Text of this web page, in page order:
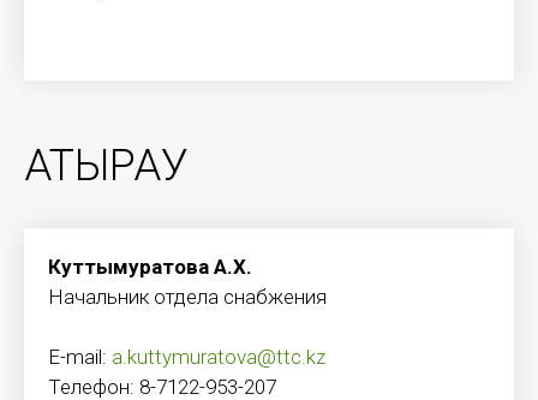
АТЫРАУ
Куттымуратова А.Х.
Начальник отдела снабжения
E-mail: a.kuttymuratova@ttc.kz
Телефон: 8-7122-953-207